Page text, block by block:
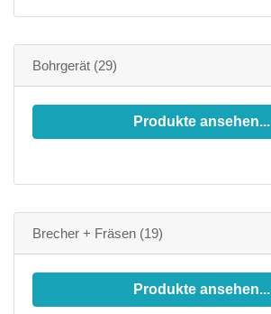
Bohrgerät (29)
Produkte ansehen...
Brecher + Fräsen (19)
Produkte ansehen...